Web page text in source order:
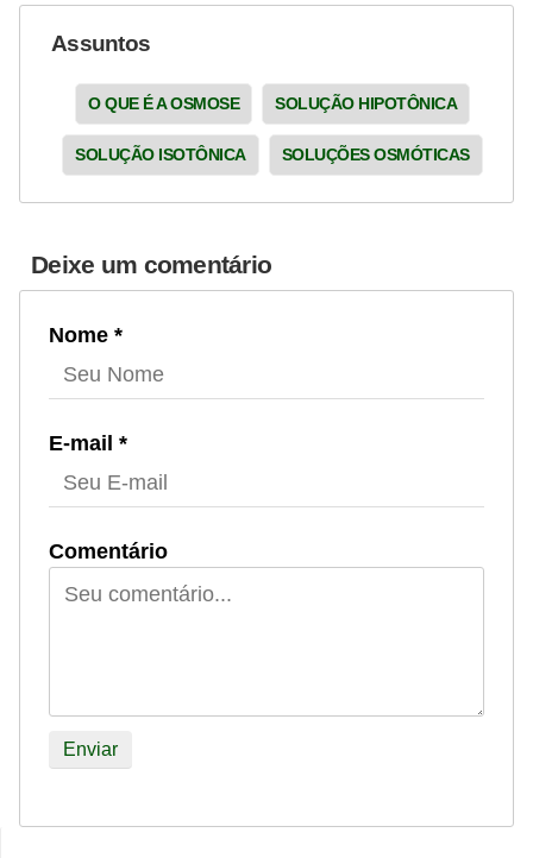
Assuntos
O QUE É A OSMOSE SOLUÇÃO HIPOTÔNICA
SOLUÇÃO ISOTÔNICA SOLUÇÕES OSMÓTICAS
Deixe um comentário
Nome *
E-mail *
Comentário